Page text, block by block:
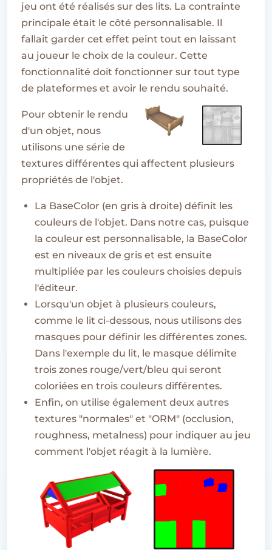
jeu ont été réalisés sur des lits. La contrainte
principale était le côté personnalisable. Il
fallait garder cet effet peint tout en laissant
au joueur le choix de la couleur. Cette
fonctionnalité doit fonctionner sur tout type
de plateformes et avoir le rendu souhaité.
Pour obtenir le rendu
d'un objet, nous
utilisons une série de
textures différentes qui affectent plusieurs
propriétés de l'objet.
La BaseColor (en gris à droite) définit les
couleurs de l'objet. Dans notre cas, puisque
la couleur est personnalisable, la BaseColor
est en niveaux de gris et est ensuite
multipliée par les couleurs choisies depuis
l'éditeur.
Lorsqu'un objet à plusieurs couleurs,
comme le lit ci-dessous, nous utilisons des
masques pour définir les différentes zones.
Dans l'exemple du lit, le masque délimite
trois zones rouge/vert/bleu qui seront
coloriées en trois couleurs différentes.
Enfin, on utilise également deux autres
textures "normales" et "ORM" (occlusion,
roughness, metalness) pour indiquer au jeu
comment l'objet réagit à la lumière.